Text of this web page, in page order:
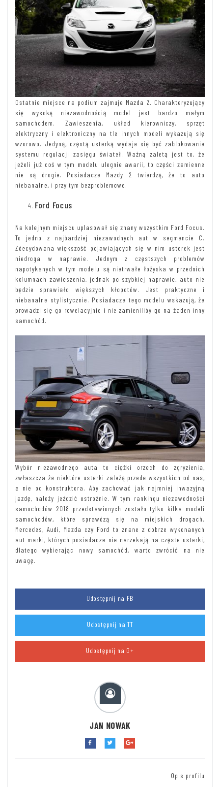
Ostatnie miejsce na podium zajmuje Mazda 2. Charakteryzujący
się wysoką niezawodnością model jest bardzo małym
samochodem. Zawieszenia, układ kierowniczy, sprzęt
elektryczny i elektroniczny na tle innych modeli wykazują się
wzorowo. Jedyną, częstą usterką wydaje się być zablokowanie
systemu regulacji zasięgu świateł. Ważną zaletą jest to, że
jeżeli już coś w tym modelu ulegnie awarii, to części zamienne
nie są drogie. Posiadacze Mazdy 2 twierdzą, że to auto
niebanalne, i przy tym bezproblemowe.
Ford Focus
Na kolejnym miejscu uplasował się znany wszystkim Ford Focus.
To jedno z najbardziej niezawodnych aut w segmencie C.
Zdecydowana większość pojawiających się w nim usterek jest
niedroga w naprawie. Jednym z częstszych problemów
napotykanych w tym modelu są nietrwałe łożyska w przednich
kolumnach zawieszenia, jednak po szybkiej naprawie, auto nie
będzie sprawiało większych kłopotów. Jest praktyczne i
niebanalne stylistycznie. Posiadacze tego modelu wskazują, że
prowadzi się go rewelacyjnie i nie zamieniliby go na żaden inny
samochód.
Wybór niezawodnego auta to ciężki orzech do zgryzienia,
zwłaszcza że niektóre usterki zależą przede wszystkich od nas,
a nie od konstruktora. Aby zachować jak najmniej inwazyjną
jazdę, należy jeździć ostrożnie. W tym rankingu niezawodności
samochodów 2018 przedstawionych zostało tylko kilka modeli
samochodów, które sprawdzą się na miejskich drogach.
Mercedes, Audi, Mazda czy Ford to znane z dobrze wykonanych
aut marki, których posiadacze nie narzekają na częste usterki,
dlatego wybierając nowy samochód, warto zwrócić na nie
uwagę.
Udostępnij na FB
Udostępnij na TT
Udostępnij na G+
JAN NOWAK
Opis profilu